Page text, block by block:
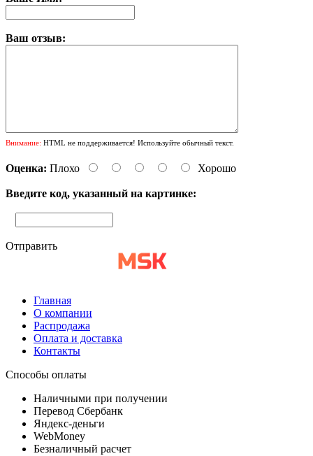
Ваш отзыв:
Внимание: HTML не поддерживается! Используйте обычный текст.
Оценка: Плохо Хорошо
Введите код, указанный на картинке:
Отправить
Главная
О компании
Распродажа
Оплата и доставка
Контакты
Способы оплаты
Наличными при получении
Перевод Сбербанк
Яндекс-деньги
WebMoney
Безналичный расчет